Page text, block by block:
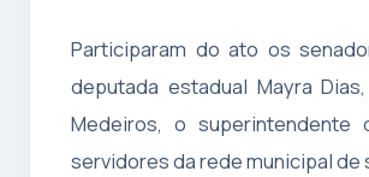
Participaram do ato os
deputada estadual Mayra
Medeiros, o superintendente
servidores da rede municipal de